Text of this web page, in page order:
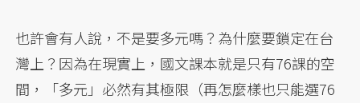
也許會有人說，不是要多元嗎？為什麼要鎖定在台
灣上？因為在現實上，國文課本就是只有76課的空
間，「多元」必然有其極限（再怎麼樣也只能選76